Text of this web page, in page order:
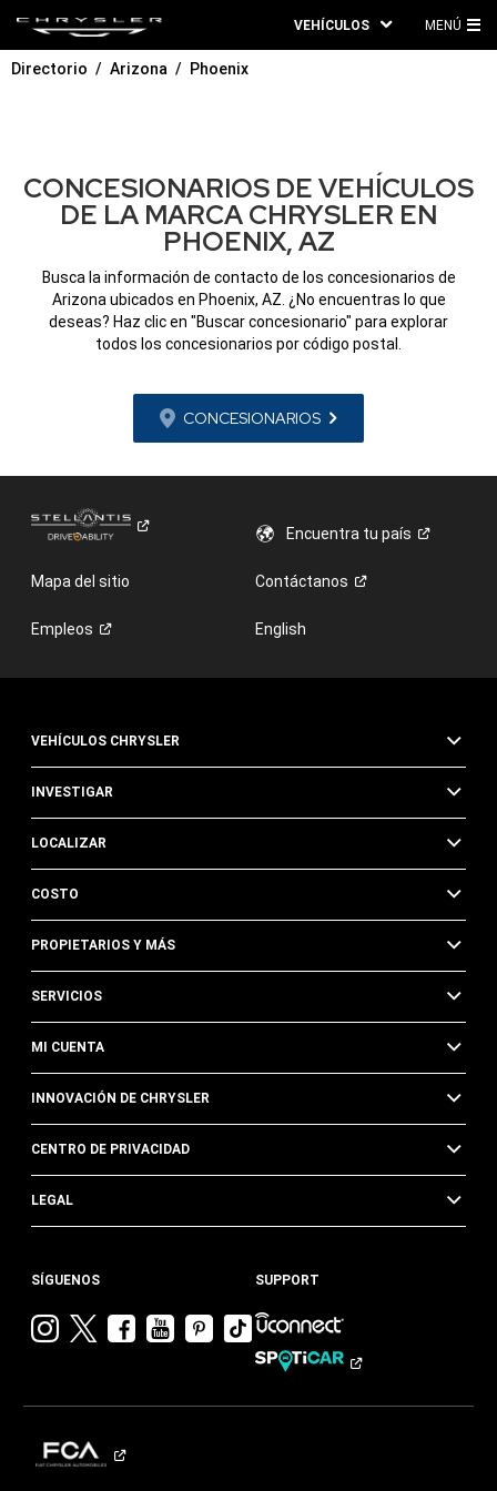
VEHÍCULOS MENÚ
Directorio Arizona Phoenix
CONCESIONARIOS DE VEHÍCULOS
DE LA MARCA CHRYSLER EN
PHOENIX, AZ
Busca la información de contacto de los concesionarios de
Arizona ubicados en Phoenix, AZ. ¿No encuentras lo que
deseas? Haz clic en "Buscar concesionario" para explorar
todos los concesionarios por código postal.
CONCESIONARIOS
Encuentra tupaís
Mapa del sitio Contáctanos
Empleos English
VEHÍCULOS CHRYSLER
INVESTIGAR
LOCALIZAR
COSTO
PROPIETARIOS Y MÁS
SERVICIOS
MI CUENTA
INNOVACIÓN DE CHRYSLER
CENTRO DE PRIVACIDAD
LEGAL
SÍGUENOS
VisitarVisitarVisitar
Chrysler en
Visitar
Chrysler en
Visitar
Chrysler en
Pinterest
Visita
Chrysler
Tik
SUPPORT